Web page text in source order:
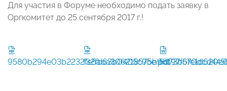
Для участия в Форуме необходимо подать заявку в
Оргкомитет до 25 сентября 2017 г.!
9580b294e03b2232fe5aba306218575e.pdf